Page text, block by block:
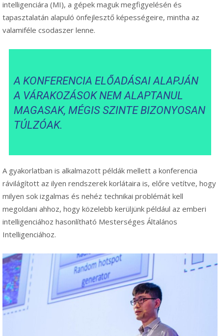
intelligenciára (MI), a gépek maguk megfigyelésén és
tapasztalatán alapuló önfejlesztő képességeire, mintha az
valamiféle csodaszer lenne.
A KONFERENCIA ELŐADÁSAI ALAPJÁN
A VÁRAKOZÁSOK NEM ALAPTANUL
MAGASAK, MÉGIS SZINTE BIZONYOSAN
TÚLZÓAK.
A gyakorlatban is alkalmazott példák mellett a konferencia
rávilágított az ilyen rendszerek korlátaira is, előre vetítve, hogy
milyen sok izgalmas és nehéz technikai problémát kell
megoldani ahhoz, hogy közelebb kerüljünk például az emberi
intelligenciához hasonlítható Mesterséges Általános
Intelligenciához.